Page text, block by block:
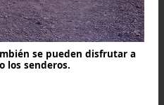
con cartelería sobre la
de las formaciones
y tiene una extensión
200 metros de altura.